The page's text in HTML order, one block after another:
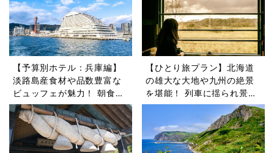
【予算別ホテル：兵庫編】
淡路島産食材や品数豊富な
ビュッフェが魅力！ 朝食が
自慢のホテル5選
【ひとり旅プラン】北海道
の雄大な大地や九州の絶景
を堪能！ 列車に揺られ景色
を楽しむ旅5選